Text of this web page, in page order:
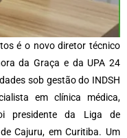
é o novo diretor técnico
da Graça e da UPA 24
sob gestão do INDSH
em clínica médica,
presidente da Liga de
Cajuru, em Curitiba. Um